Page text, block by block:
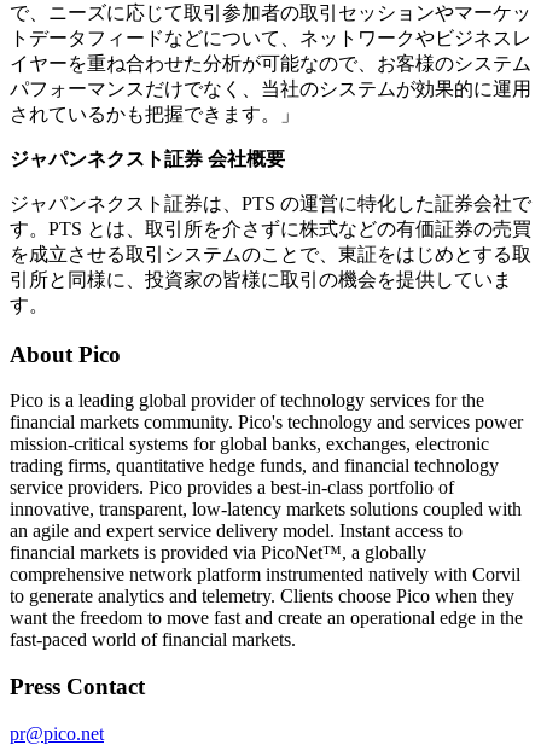
で、ニーズに応じて取引参加者の取引セッションやマーケッ
トデータフィードなどについて、ネットワークやビジネスレ
イヤーを重ね合わせた分析が可能なので、お客様のシステム
パフォーマンスだけでなく、当社のシステムが効果的に運用
されているかも把握できます。」
ジャパンネクスト証券 会社概要
ジャパンネクスト証券は、PTS の運営に特化した証券会社で
す。PTS とは、取引所を介さずに株式などの有価証券の売買
を成立させる取引システムのことで、東証をはじめとする取
引所と同様に、投資家の皆様に取引の機会を提供していま
す。
About Pico
Pico is a leading global provider of technology services for the
financial markets community. Pico's technology and services power
mission-critical systems for global banks, exchanges, electronic
trading firms, quantitative hedge funds, and financial technology
service providers. Pico provides a best-in-class portfolio of
innovative, transparent, low-latency markets solutions coupled with
an agile and expert service delivery model. Instant access to
financial markets is provided via PicoNet™, a globally
comprehensive network platform instrumented natively with Corvil
to generate analytics and telemetry. Clients choose Pico when they
want the freedom to move fast and create an operational edge in the
fast-paced world of financial markets.
Press Contact
pr@pico.net